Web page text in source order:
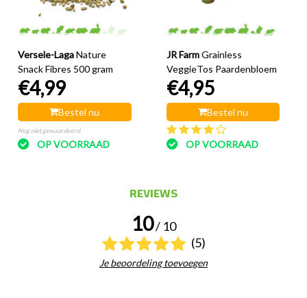
Versele-LagaNature
Snack Fibres 500 gram
€4,99
Bestel nu
Nog niet gewaardeerd
OP VOORRAAD
JR Farm Grainless
VeggieTos Paardenbloem
€4,95
Bestel nu
OP VOORRAAD
REVIEWS
10/ 10
(5)
Je beoordeling toevoegen